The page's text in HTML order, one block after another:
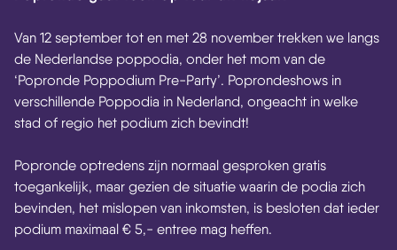
Van 12 september tot en met 28 november trekken we langs
de Nederlandse poppodia, onder het mom van de
‘Popronde Poppodium Pre-Party’. Poprondeshows in
verschillende Poppodia in Nederland, ongeacht in welke
stad of regio het podium zich bevindt!
Popronde optredens zijn normaal gesproken gratis
toegankelijk, maar gezien de situatie waarin de podia zich
bevinden, het mislopen van inkomsten, is besloten dat ieder
podium maximaal € 5,- entree mag heffen.